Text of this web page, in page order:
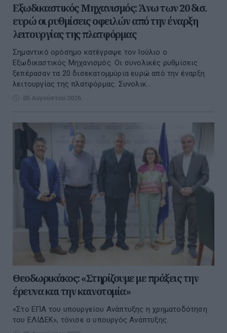
Εξωδικαστικός Μηχανισμός: Άνω των 20 δισ.
ευρώ οι ρυθμίσεις οφειλών από την έναρξη
λειτουργίας της πλατφόρμας
Σημαντικό ορόσημο κατέγραψε τον Ιούλιο ο
Εξωδικαστικός Μηχανισμός. Οι συνολικές ρυθμίσεις
ξεπέρασαν τα 20 δισεκατομμύρια ευρώ από την έναρξη
λειτουργίας της πλατφόρμας. Συνολικ...
05 Αυγούστου 2026
Θεοδωρικάκος: «Στηρίζουμε με πράξεις την
έρευνα και την καινοτομία»
«Στο ΕΠΑ του υπουργείου Ανάπτυξης η χρηματοδότηση
του ΕΛΙΔΕΚ», τόνισε ο υπουργός Ανάπτυξης.